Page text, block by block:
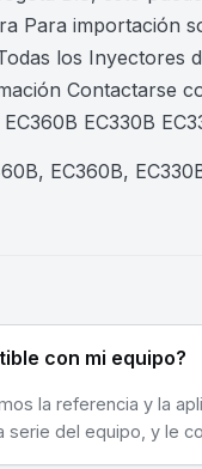
Para importación
los Inyectores
Contactarse
EC330B
EC360B,
con mi equipo?
la referencia y la
serie del equipo, y le